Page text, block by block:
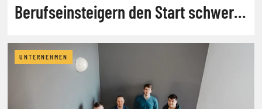
Berufseinsteigern den Start schwer
UNTERNEHMEN